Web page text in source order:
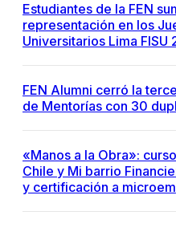
Estudiantes de la FEN
representación en los
Universitarios Lima FISU
FEN Alumni cerró la
de Mentorías con 30
«Manos a la Obra»:
Chile y Mi barrio
y certificación a